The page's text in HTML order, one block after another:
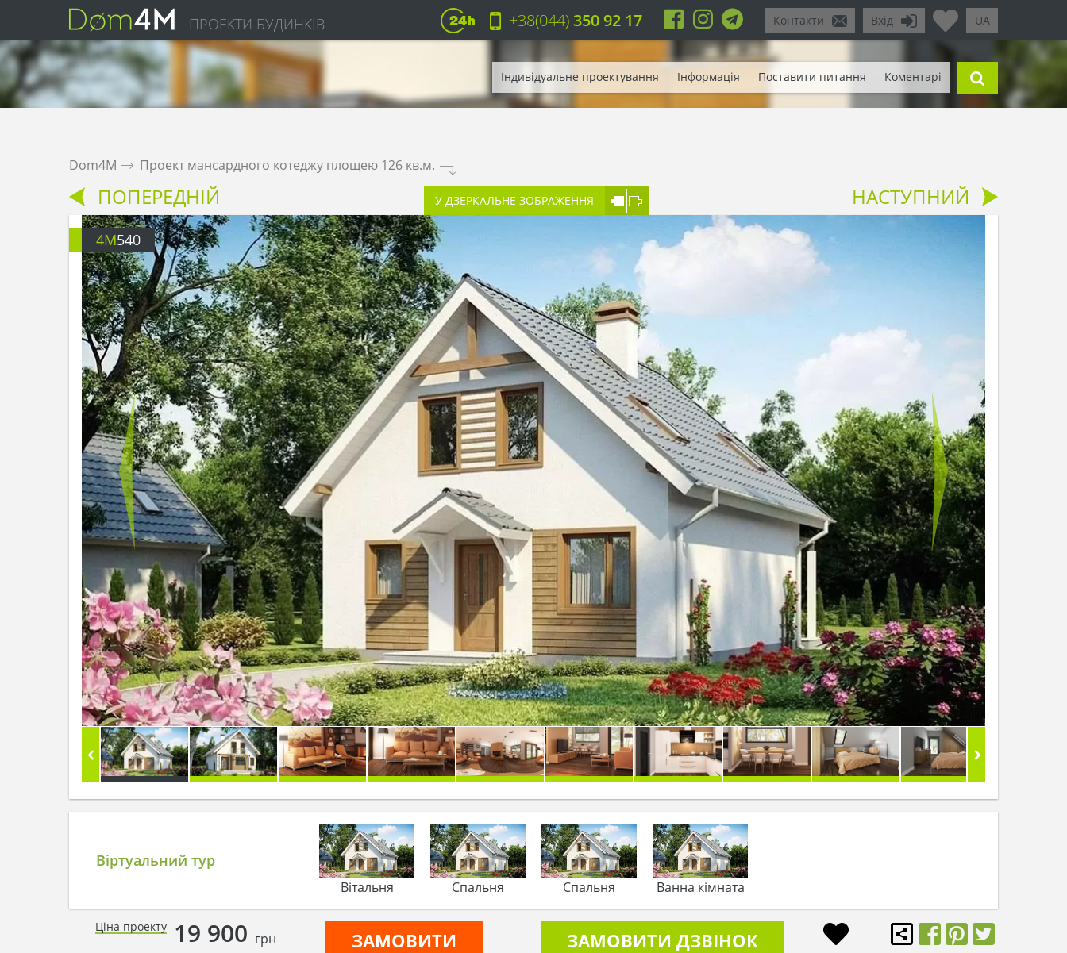
ПРОЕКТИ БУДИНКІВ UA
Вхід
Контакти
+38(044)350 92 17
Індивідуальне проектування Інформація Поставити питання Коментарі
Dom4M . Проект мансардного котеджу площею 126 кв.м. .
ПОПЕРЕДНІЙ У ДЗЕРКАЛЬНЕ ЗОБРАЖЕННЯ НАСТУПНИЙ
4M540
Віртуальний тур
Вітальня Спальня Спальня Ванна кімната
Ціна проекту 19 900 грн ЗАМОВИТИ ЗАМОВИТИ ДЗВІНОК